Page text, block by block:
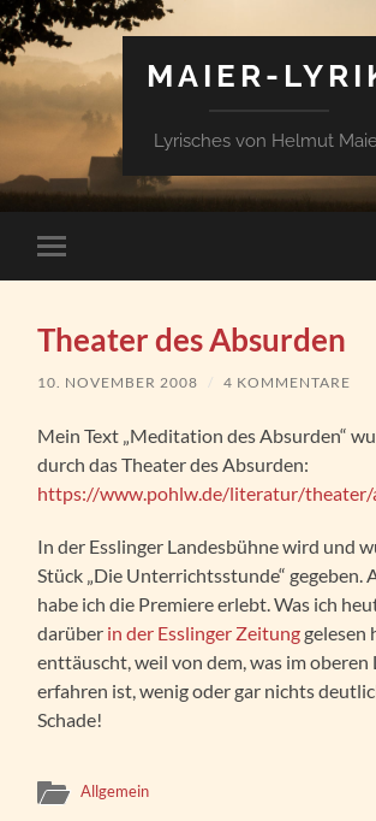
MAIER-
Lyrisches von Helmut
Mobile-
Menü
Theater des Absurden
10. NOVEMBER 2008 / 4 KOMMENTARE
Mein Text „Meditation des Absurden“
durch das Theater des Absurden:
https://www.pohlw.de/literatur/theater/
In der Esslinger Landesbühne wird und
Stück „Die Unterrichtsstunde“ gegeben.
habe ich die Premiere erlebt. Was ich
darüber in der Esslinger Zeitunggelesen
enttäuscht, weil von dem, was im oberen
erfahren ist, wenig oder gar nichts
Schade!
Allgemein